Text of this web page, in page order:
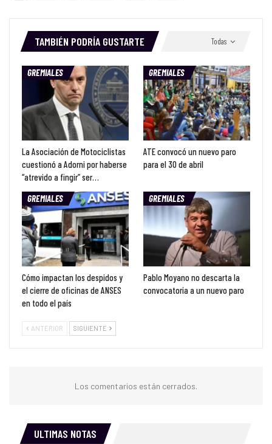
Todas
TAMBIÉN PODRÍA GUSTARTE
GREMIALES
La Asociación de Motociclistas
cuestionó a Adorni por haberse
“atrevido a fingir” ser…
GREMIALES
ATE convocó un nuevo paro
para el 30 de abril
GREMIALES
Cómo impactan los despidos y
el cierre de oficinas de ANSES
en todo el país
GREMIALES
Pablo Moyano no descarta la
convocatoria a un nuevo paro
ANTERIOR SIGUIENTE
Los comentarios están cerrados.
ULTIMAS NOTAS